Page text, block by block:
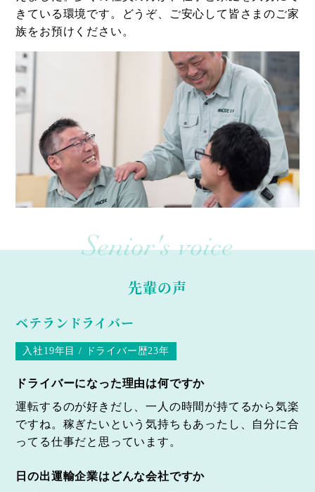
きている環境です。どうぞ、ご安心して皆さまのご家
族をお預けください。
先輩の声
Senior's voice
ベテランドライバー
入社19年目 / ドライバー歴23年
ドライバーになった理由は何ですか
運転するのが好きだし、一人の時間が持てるから気楽
ですね。稼ぎたいという気持ちもあったし、自分に合
ってる仕事だと思っています。
日の出運輸企業はどんな会社ですか